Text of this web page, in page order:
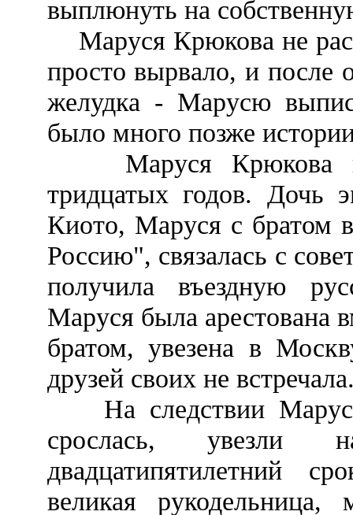
выплюнуть на
Маруся Крюкова не
просто вырвало, и после
желудка - Марусю
было много позже
Маруся Крюкова
тридцатых годов. Дочь
Киото, Маруся с братом
Россию", связалась с
получила въездную
Маруся была арестована
братом, увезена в
друзей своих не
На следствии Марусе
срослась,
двадцатипятилетний
великая